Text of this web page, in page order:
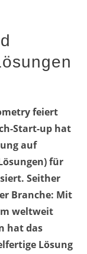
feiert
Start-up hat
auf
für
Seither
Branche: Mit
weltweit
hat das
Lösung